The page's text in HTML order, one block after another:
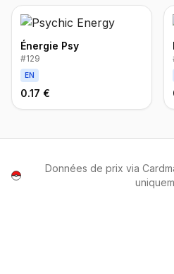
Énergie Psy
#129
EN
0.17 €
Données de prix via